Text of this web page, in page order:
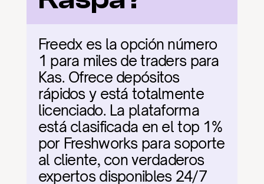
Freedx es la opción número
1 para miles de traders para
Kas. Ofrece depósitos
rápidos y está totalmente
licenciado. La plataforma
está clasificada en el top 1%
por Freshworks para soporte
al cliente, con verdaderos
expertos disponibles 24/7